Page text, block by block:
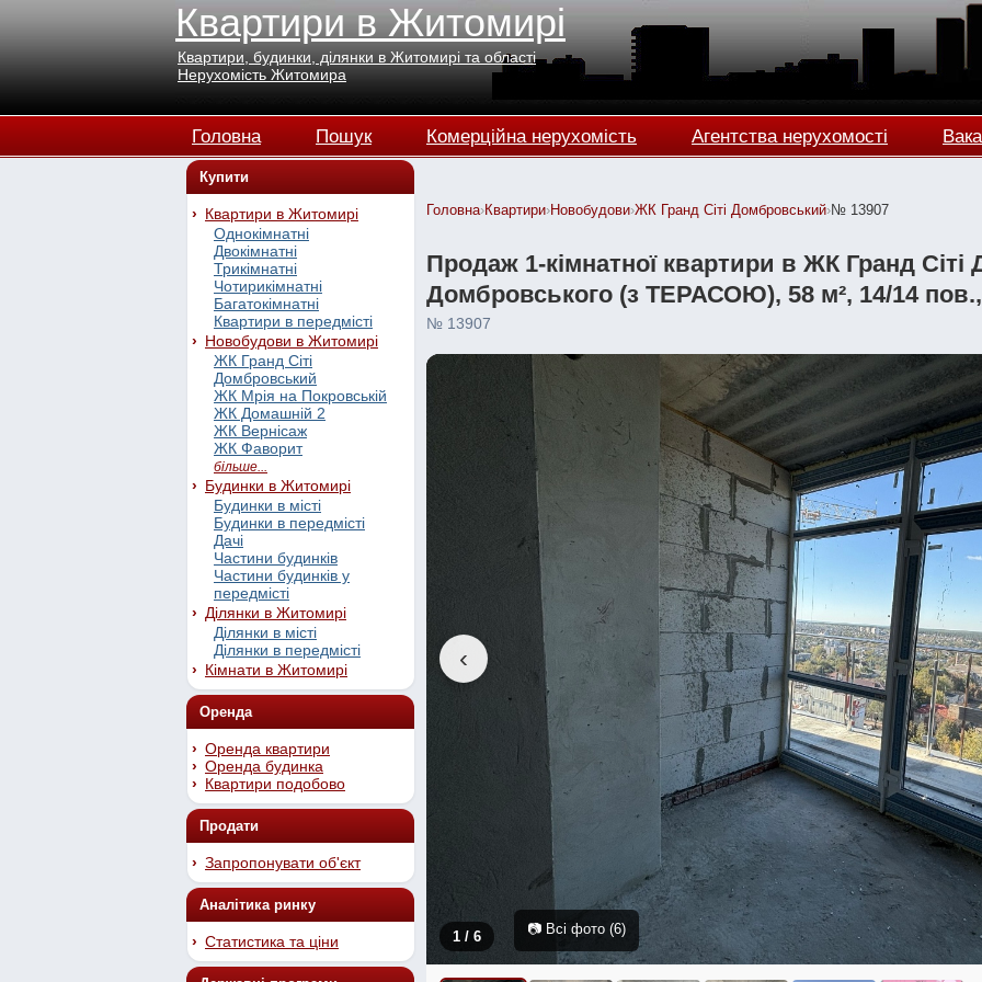
Квартири в Житомирі
Квартири, будинки, ділянки в Житомирі та області
Нерухомість Житомира
Головна Пошук Комерційна нерухомість Агентства нерухомості
Купити
Квартири в Житомирі
Однокімнатні
Двокімнатні
Трикімнатні
Чотирикімнатні
Багатокімнатні
Квартири в передмісті
Новобудови в Житомирі
ЖК Гранд Сіті
Домбровський
ЖК Мрія на Покровській
ЖК Домашній 2
ЖК Вернісаж
ЖК Фаворит
більше...
Будинки в Житомирі
Будинки в місті
Будинки в передмісті
Дачі
Частини будинків
Частини будинків у
передмісті
Ділянки в Житомирі
Ділянки в місті
Ділянки в передмісті
Кімнати в Житомирі
Оренда
Оренда квартири
Оренда будинка
Квартири подобово
Продати
Запропонувати об'єкт
Аналітика ринку
Статистика та ціни
Головна›Квартири›Новобудови›ЖК Гранд Сіті Домбровський›№ 13907
Продаж 1-кімнатної квартири в ЖК Гранд
Домбровського (з ТЕРАСОЮ), 58 м², 14/14
№ 13907
‹
1 / 6 📷 Всі фото (6)